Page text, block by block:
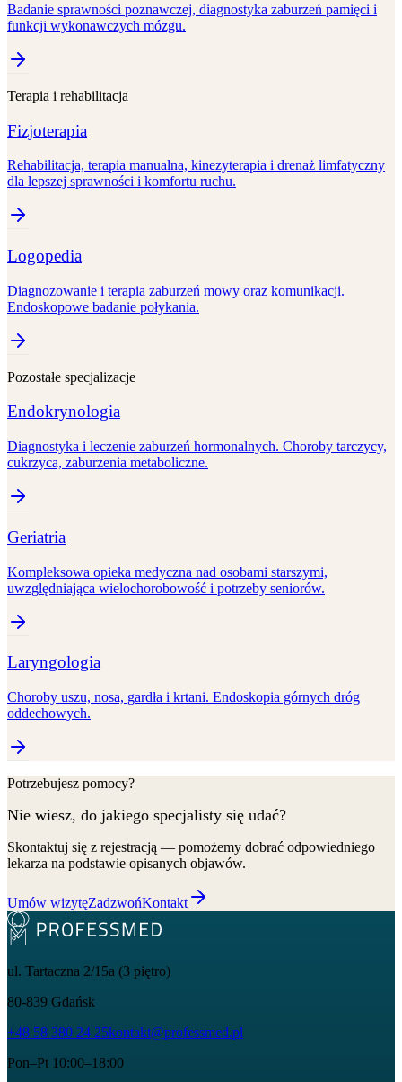
Badanie sprawności poznawczej, diagnostyka zaburzeń pamięci i
funkcji wykonawczych mózgu.
Terapia i rehabilitacja
Fizjoterapia
Rehabilitacja, terapia manualna, kinezyterapia i drenaż limfatyczny
dla lepszej sprawności i komfortu ruchu.
Logopedia
Diagnozowanie i terapia zaburzeń mowy oraz komunikacji.
Endoskopowe badanie połykania.
Pozostałe specjalizacje
Endokrynologia
Diagnostyka i leczenie zaburzeń hormonalnych. Choroby tarczycy,
cukrzyca, zaburzenia metaboliczne.
Geriatria
Kompleksowa opieka medyczna nad osobami starszymi,
uwzględniająca wielochorobowość i potrzeby seniorów.
Laryngologia
Choroby uszu, nosa, gardła i krtani. Endoskopia górnych dróg
oddechowych.
Potrzebujesz pomocy?
Nie wiesz, do jakiego specjalisty się udać?
Skontaktuj się z rejestracją — pomożemy dobrać odpowiedniego
lekarza na podstawie opisanych objawów.
Umów wizytęZadzwońKontakt
ul. Tartaczna 2/15a (3 piętro)
80-839 Gdańsk
+48 58 380 24 25kontakt@professmed.pl
Pon–Pt 10:00–18:00